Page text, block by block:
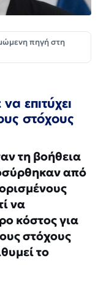
πηγή στη
επιτύχει
στόχους
τη βοήθεια
από
να
κόστος για
στόχους
το